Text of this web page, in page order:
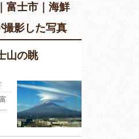
富士市｜海鮮
撮影した写真
山の眺